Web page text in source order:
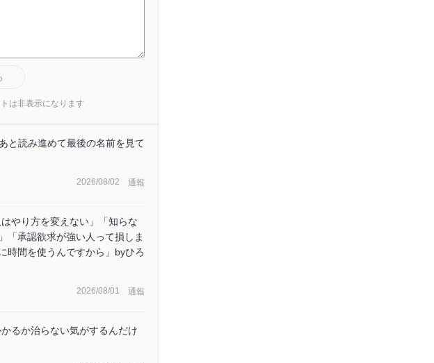
は非表示になります
と読み進めて最後の名前を見て
2026/08/02 通報
やり方を変えない」「知らな
「承認欲求が強い人って損しま
時間を使うんですから」byひろ
2026/08/01 通報
るか治らない気がするんだけ